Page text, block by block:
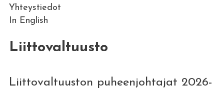
Yhteystiedot
In English
Liittovaltuusto
Liittovaltuuston puheenjohtajat 2026-